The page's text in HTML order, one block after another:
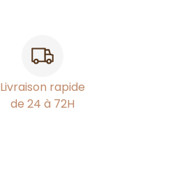
Livraison rapide
de 24 à 72H